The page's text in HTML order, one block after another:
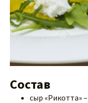
Состав
сыр «Рикотта» –